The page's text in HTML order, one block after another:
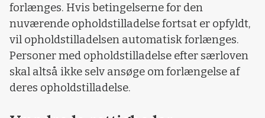
forlænges. Hvis betingelserne for den
nuværende opholdstilladelse fortsat er opfyldt,
vil opholdstilladelsen automatisk forlænges.
Personer med opholdstilladelse efter særloven
skal altså ikke selv ansøge om forlængelse af
deres opholdstilladelse.